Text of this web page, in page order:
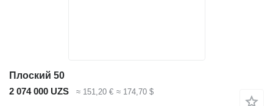
Плоский 50
2 074 000 UZS
≈ 151,20 € ≈ 174,70 $